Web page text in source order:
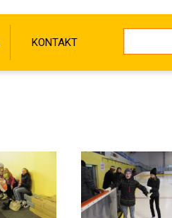
KONTAKT